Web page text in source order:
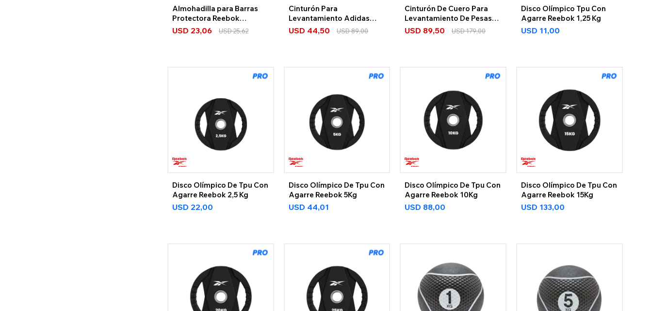
Almohadilla para Barras
Protectora Reebok
Strength
USD 23,06 USD25,62
Cinturón Para
Levantamiento Adidas
Performance
USD 44,50 USD89,00
Cinturón De Cuero Para
Levantamiento De Pesas
Adidas
USD 89,50 USD179,00
Disco Olímpico Tpu Con
Agarre Reebok 1,25 Kg
USD 11,00
Disco Olímpico De Tpu Con
Agarre Reebok 2,5 Kg
USD 22,00
Disco Olímpico De Tpu Con
Agarre Reebok 5Kg
USD 44,01
Disco Olímpico De Tpu Con
Agarre Reebok 10Kg
USD 88,00
Disco Olímpico De Tpu Con
Agarre Reebok 15Kg
USD 133,00